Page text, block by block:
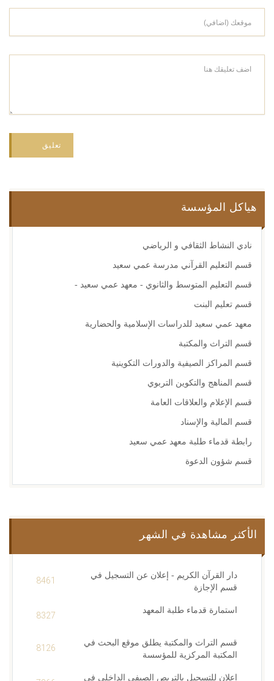
تعليق
هياكل المؤسسة
نادي النشاط الثقافي و الرياضي
قسم التعليم القرآني مدرسة عمي سعيد
قسم التعليم المتوسط والثانوي - معهد عمي سعيد -
قسم تعليم البنت
معهد عمي سعيد للدراسات الإسلامية والحضارية
قسم التراث والمكتبة
قسم المراكز الصيفية والدورات التكوينية
قسم المناهج والتكوين التربوي
قسم الإعلام والعلاقات العامة
قسم المالية والإسناد
رابطة قدماء طلبة معهد عمي سعيد
قسم شؤون الدعوة
الأكثر مشاهدة في الشهر
دار القرآن الكريم - إعلان عن التسجيل في
قسم الإجازة
8461
استمارة قدماء طلبة المعهد
8327
قسم التراث والمكتبة يطلق موقع البحث في
المكتبة المركزية للمؤسسة
8126
إعلان للتسجيل بالتربص الصيفي الداخلي في